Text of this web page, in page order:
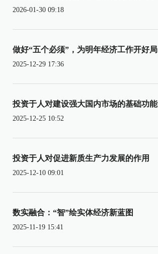
2026-01-30 09:18
做好“五个必须”，为明年经济工作开好局
2025-12-29 17:36
投资于人对建设强大国内市场的基础功能
2025-12-25 10:52
投资于人对促进新质生产力发展的作用
2025-12-10 09:01
数实融合：“智”绘实体经济新蓝图
2025-11-19 15:41